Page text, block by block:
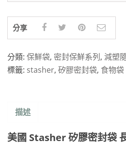
分享
分類: 保鮮袋, 密封保鮮系列, 減塑
標籤: stasher, 矽膠密封袋, 食物袋
描述
美國 Stasher 矽膠密封袋